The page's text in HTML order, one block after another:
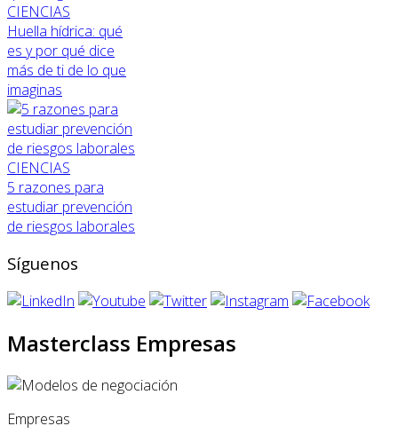
CIENCIAS
Huella hídrica: qué
es y por qué dice
más de ti de lo que
imaginas
CIENCIAS
5 razones para
estudiar prevención
de riesgos laborales
Síguenos
Masterclass Empresas
Empresas